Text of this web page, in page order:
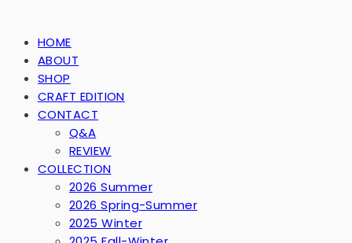
HOME
ABOUT
SHOP
CRAFT EDITION
CONTACT
Q&A
REVIEW
COLLECTION
2026 Summer
2026 Spring-Summer
2025 Winter